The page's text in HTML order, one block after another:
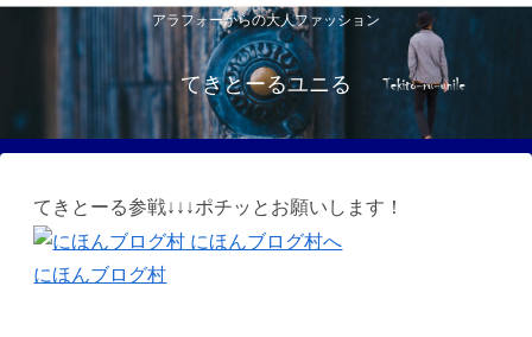
アラフォーからの大人ファッション
てきとーるユニる
てきとーる参戦↓↓↓ポチッとお願いします！
にほんブログ村